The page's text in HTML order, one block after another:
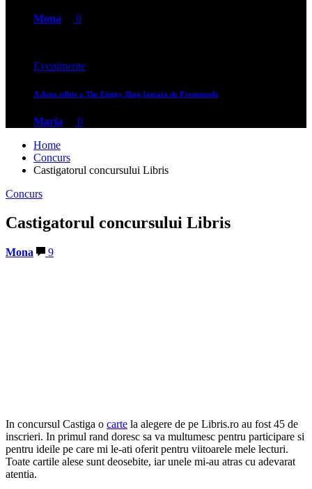
Mona 0
Evenimente
A doua editie a The Empty Shop lansata de Promenada
Maria
0
Home
Concurs
Castigatorul concursului Libris
Concurs
Castigatorul concursului Libris
Mona 9
In concursul Castiga o carte la alegere de pe Libris.ro au fost 45 de
inscrieri. In primul rand doresc sa va multumesc pentru participare si
pentru ideile pe care mi le-ati oferit pentru viitoarele mele lecturi.
Toate cartile alese sunt deosebite, iar unele mi-au atras cu adevarat
atentia.